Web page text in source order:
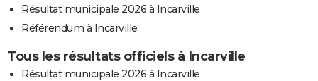
Résultat municipale 2026 à Incarville
Référendum à Incarville
Tous les résultats officiels à Incarville
Résultat municipale 2026 à Incarville